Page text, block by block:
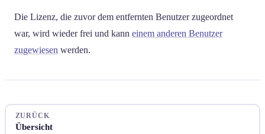
Die Lizenz, die zuvor dem entfernten Benutzer zugeordnet
war, wird wieder frei und kann einem anderen Benutzer
zugewiesen werden.
ZURÜCK
Übersicht